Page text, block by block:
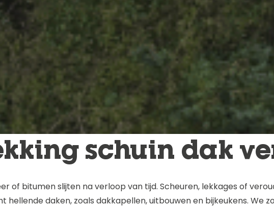
schuin dak
of bitumen slijten na verloop van tijd. Scheuren, lekkages of
hellende daken, zoals dakkapellen, uitbouwen en bijkeukens.